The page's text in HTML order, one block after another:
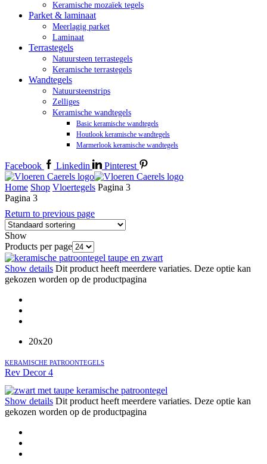
Keramische mozaïek tegels
Parket & laminaat
Meerlagig parket
Laminaat
Terrastegels
Natuursteen terrastegels
Keramische terrastegels
Wandtegels
Natuursteenstrips
Zelliges
Keramische wandtegels
Basic keramische wandtegels
Houtlook keramische wandtegels
Marmerlook keramische wandtegels
Facebook Linkedin Pinterest
Home Shop Vloertegels Pagina 3
Pagina 3
Return to previous page
Show
Products per page
Show details Dit product heeft meerdere variaties. Deze optie kan
gekozen worden op de productpagina
20x20
KERAMISCHE PATROONTEGELS
Rev Decor 4
Show details Dit product heeft meerdere variaties. Deze optie kan
gekozen worden op de productpagina